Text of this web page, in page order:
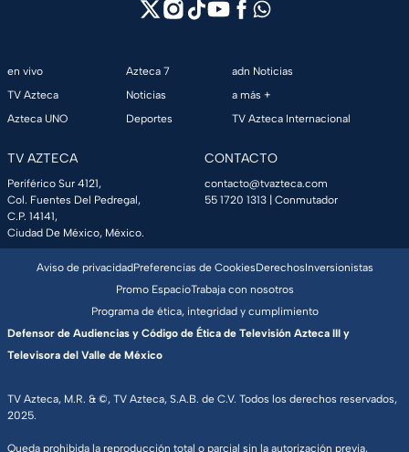
en vivo
TV Azteca
Azteca UNO
Azteca 7
Noticias
Deportes
adn Noticias
a más +
TV Azteca Internacional
TV AZTECA
Periférico Sur 4121,
Col. Fuentes Del Pedregal,
C.P. 14141,
Ciudad De México, México.
CONTACTO
contacto@tvazteca.com
55 1720 1313 | Conmutador
TV Azteca, M.R. & ©, TV Azteca, S.A.B. de C.V. Todos los derechos reservados,
2025.
Queda prohibida la reproducción total o parcial sin la autorización previa,
Aviso de privacidadPreferencias de CookiesDerechosInversionistas
Promo EspacioTrabaja con nosotros
Programa de ética, integridad y cumplimiento
Defensor de Audiencias y Código de Ética de Televisión Azteca III y
Televisora del Valle de México